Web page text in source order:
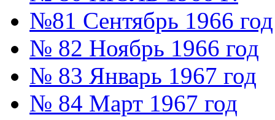
№81 Сентябрь 1966 год
№ 82 Ноябрь 1966 год
№ 83 Январь 1967 год
№ 84 Март 1967 год